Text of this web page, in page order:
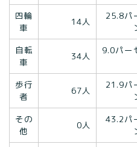
四輪
車
14人
25.8パ
自転
車
34人
9.0パー
歩行
者
67人
21.9パ
その
他
0人
43.2パ